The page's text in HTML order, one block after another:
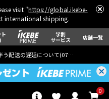
visit "https://global.ikebe-
international shipping.
学割
サービス 店舗一覧
う配送の遅延について(07月29日
0